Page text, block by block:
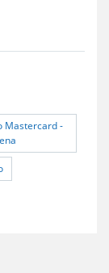
Mastercard -